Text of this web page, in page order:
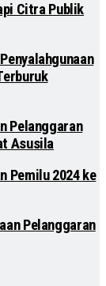
Citra Publik
Pelanggaran
Asusila
Pemilu 2024 ke
Pelanggaran